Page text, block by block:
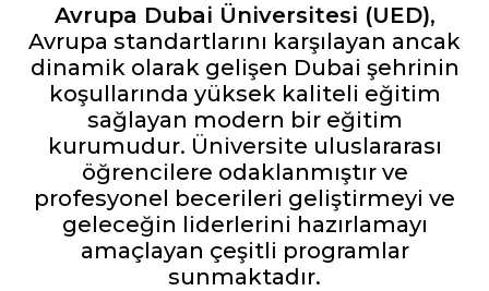
Avrupa Dubai Üniversitesi (UED),
Avrupa standartlarını karşılayan ancak
dinamik olarak gelişen Dubai şehrinin
koşullarında yüksek kaliteli eğitim
sağlayan modern bir eğitim
kurumudur. Üniversite uluslararası
öğrencilere odaklanmıştır ve
profesyonel becerileri geliştirmeyi ve
geleceğin liderlerini hazırlamayı
amaçlayan çeşitli programlar
sunmaktadır.